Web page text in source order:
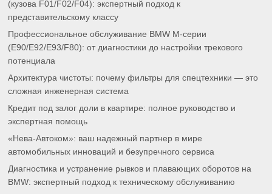
(кузова F01/F02/F04): экспертный подход к
представительскому классу
Профессиональное обслуживание BMW M-серии
(E90/E92/E93/F80): от диагностики до настройки трекового
потенциала
Архитектура чистоты: почему фильтры для спецтехники — это
сложная инженерная система
Кредит под залог доли в квартире: полное руководство и
экспертная помощь
«Нева-Автоком»: ваш надежный партнер в мире
автомобильных инноваций и безупречного сервиса
Диагностика и устранение рывков и плавающих оборотов на
BMW: экспертный подход к техническому обслуживанию